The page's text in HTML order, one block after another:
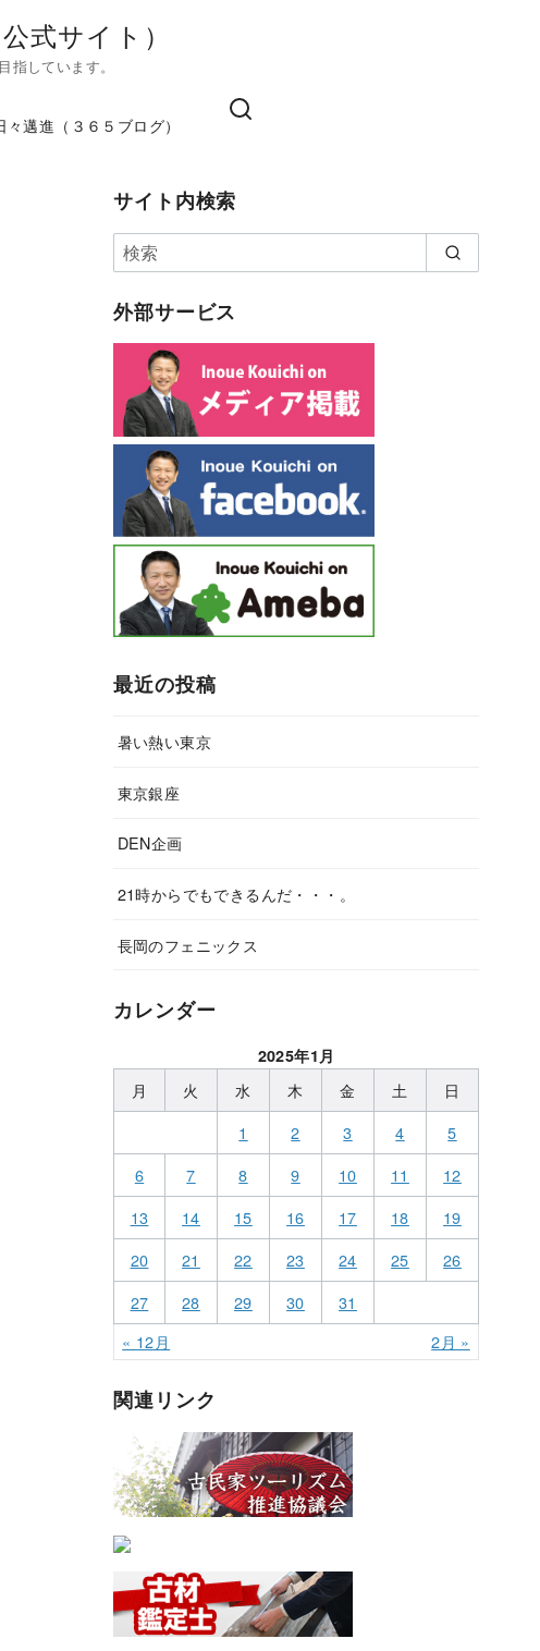
式サイト）
しています。
々邁進（３６５ブログ）
サイト内検索
外部サービス
最近の投稿
暑い熱い東京
東京銀座
DEN企画
21時からでもできるんだ・・・。
長岡のフェニックス
カレンダー
2025年1月
月 火 水 木 金 土
日
1
2 3 4
5
6
7 8 9 10 11
12
13
14 15 16 17 18
19
20
21 22 23 24 25
26
27
28 29 30
31
« 12月
2月 »
関連リンク